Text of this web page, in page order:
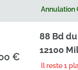
Annulation
€
88 Bd
12100
Il reste 1